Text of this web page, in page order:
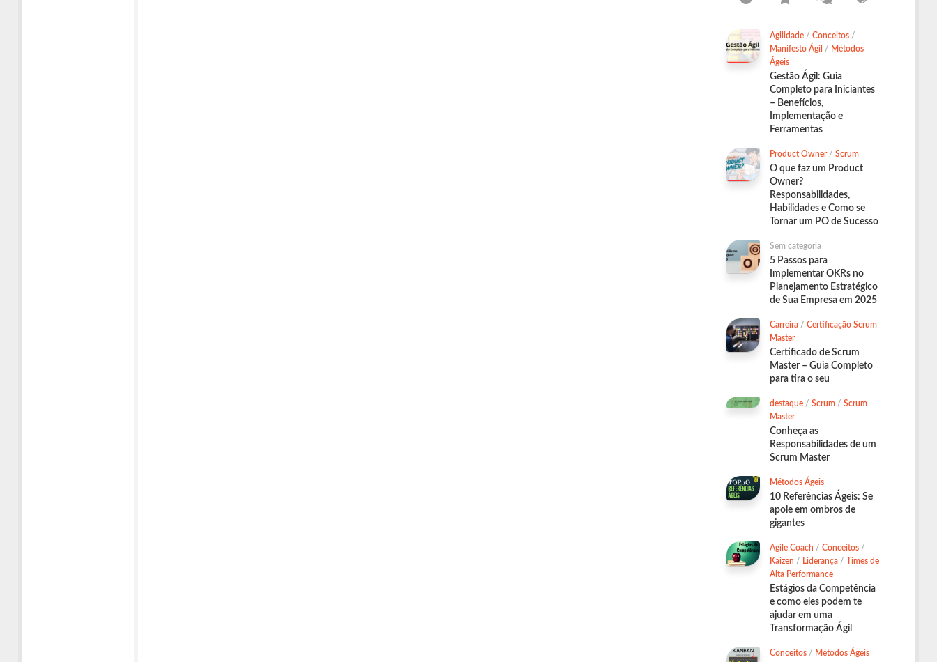
Agilidade / Conceitos /
Manifesto Ágil / Métodos
Ágeis
Gestão Ágil: Guia
Completo para Iniciantes
– Benefícios,
Implementação e
Ferramentas
Product Owner/ Scrum
O que faz um Product
Owner?
Responsabilidades,
Habilidades e Como se
Tornar um PO de Sucesso
Sem categoria
5 Passos para
Implementar OKRs no
Planejamento Estratégico
de Sua Empresa em 2025
Carreira / Certificação Scrum
Master
Certificado de Scrum
Master – Guia Completo
para tira o seu
destaque / Scrum / Scrum
Master
Conheça as
Responsabilidades de um
Scrum Master
Métodos Ágeis
10 Referências Ágeis: Se
apoie em ombros de
gigantes
Agile Coach / Conceitos /
Kaizen / Liderança / Times de
Alta Performance
Estágios da Competência
e como eles podem te
ajudar em uma
Transformação Ágil
Conceitos / Métodos Ágeis